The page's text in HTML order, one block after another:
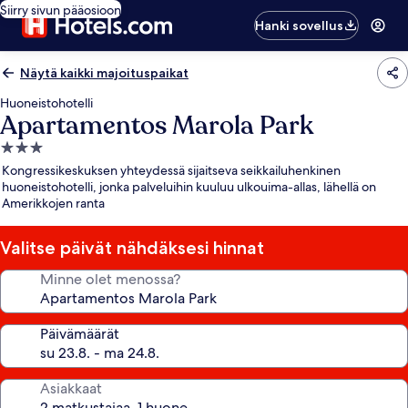
Siirry sivun pääosioon
Hanki sovellus
Näytä kaikki majoituspaikat
Huoneistohotelli
Apartamentos Marola Park
3.0
tähden
majoituspaikka
Kongressikeskuksen yhteydessä sijaitseva seikkailuhenkinen
huoneistohotelli, jonka palveluihin kuuluu ulkouima-allas, lähellä on
Amerikkojen ranta
Valitse päivät nähdäksesi hinnat
Minne olet menossa?
Päivämäärät
Asiakkaat